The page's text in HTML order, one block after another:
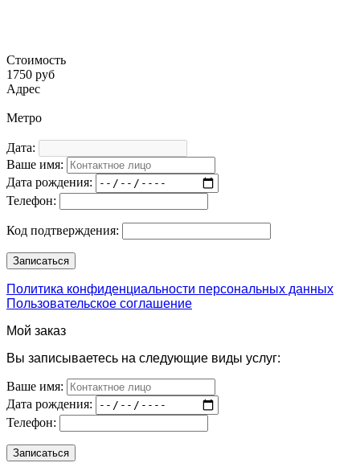
Стоимость
1750 руб
Адрес
Метро
Дата:
Ваше имя:
Дата рождения:
Телефон:
Код подтверждения:
Политика конфиденциальности персональных данных
Пользовательское соглашение
Мой заказ
Вы записываетесь на следующие виды услуг:
Ваше имя:
Дата рождения:
Телефон: